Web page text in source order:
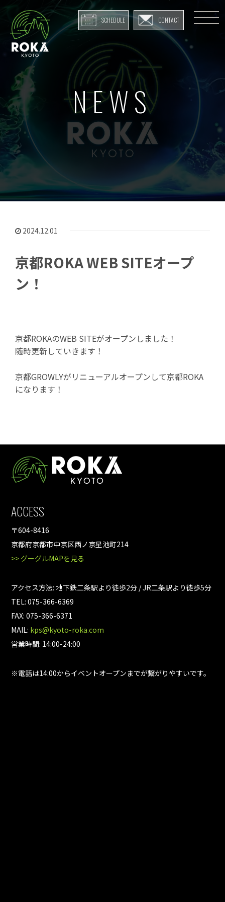
SCHEDULE CONTACT
NEWS
2024.12.01
京都ROKA WEB SITEオープ
ン！
京都ROKAのWEB SITEがオープンしました！
随時更新していきます！
京都GROWLYがリニューアルオープンして京都ROKA
になります！
ACCESS
〒604-8416
京都府京都市中京区西ノ京星池町214
>> グーグルMAPを見る
アクセス方法: 地下鉄二条駅より徒歩2分 / JR二条駅より徒歩5分
TEL: 075-366-6369
FAX: 075-366-6371
MAIL: kps@kyoto-roka.com
営業時間: 14:00-24:00
※電話は14:00からイベントオープンまでが繋がりやすいです。